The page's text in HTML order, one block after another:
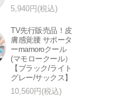
5,940円(税込)
TV先行販売品！皮
膚感覚腰 サポータ
ーmamoroクール
(マモロークール）
【ブラック/ライト
グレー/サックス】
10,560円(税込)